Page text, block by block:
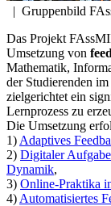
| Gruppenbild
Das Projekt
Umsetzung von
Mathematik,
der Studierenden
zielgerichtet ein
Lernprozess zu
Die Umsetzung
1) Adaptives
2) Digitaler
Dynamik,
3) Online-Praktika
4) Automatisiertes